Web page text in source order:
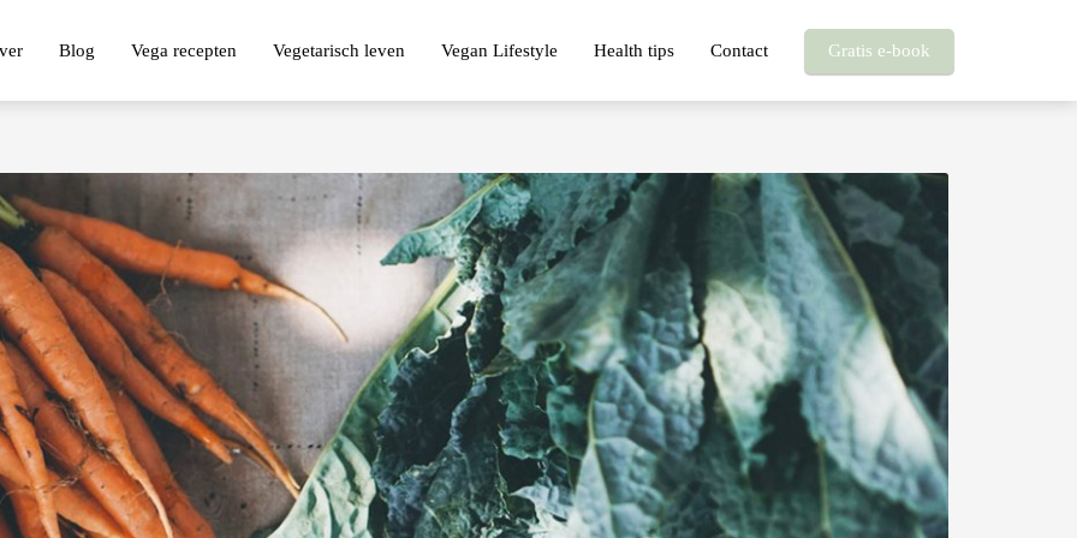
Blog Vega recepten Vegetarisch leven Vegan Lifestyle Health tips Contact Gratis e-book